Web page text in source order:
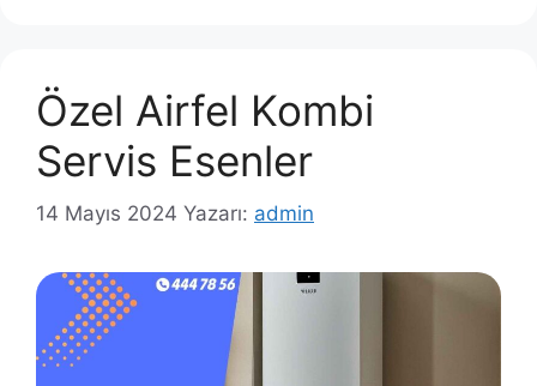
Özel Airfel Kombi
Servis Esenler
14 Mayıs 2024 Yazarı: admin